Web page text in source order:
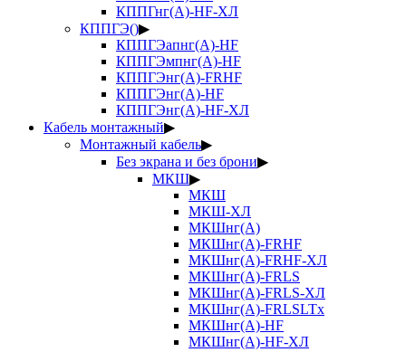
КППГнг(А)-HF-ХЛ
КППГЭ()▶
КППГЭапнг(А)-HF
КППГЭмпнг(А)-HF
КППГЭнг(А)-FRHF
КППГЭнг(А)-HF
КППГЭнг(А)-HF-ХЛ
Кабель монтажный▶
Монтажный кабель▶
Без экрана и без брони▶
МКШ▶
МКШ
МКШ-ХЛ
МКШнг(А)
МКШнг(А)-FRHF
МКШнг(А)-FRHF-ХЛ
МКШнг(А)-FRLS
МКШнг(А)-FRLS-ХЛ
МКШнг(А)-FRLSLTx
МКШнг(А)-HF
МКШнг(А)-HF-ХЛ